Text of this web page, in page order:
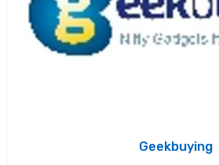
Geekbuying